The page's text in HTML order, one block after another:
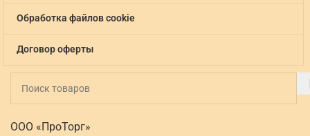
Обработка файлов cookie
Договор оферты
ООО «ПроТорг»